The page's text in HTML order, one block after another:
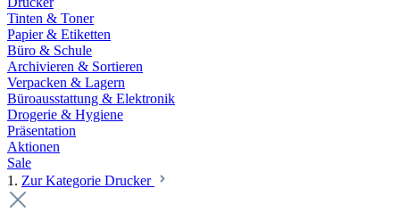
Tinten & Toner
Papier & Etiketten
Büro & Schule
Archivieren & Sortieren
Verpacken & Lagern
Büroausstattung & Elektronik
Drogerie & Hygiene
Präsentation
Aktionen
Sale
1. Zur Kategorie Drucker